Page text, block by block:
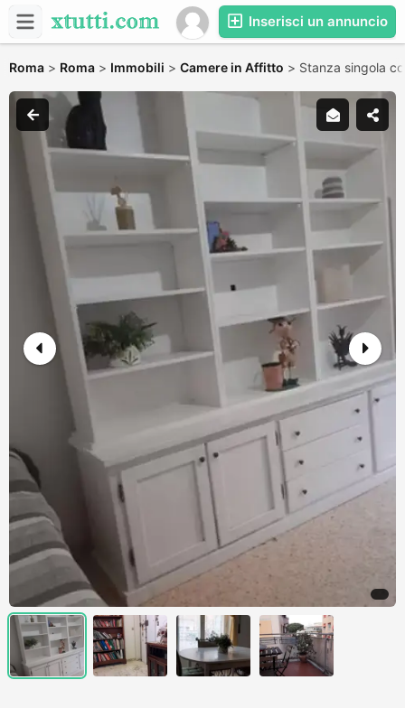
Inserisci un annuncio
Roma > Roma > Immobili > Camere in Affitto > Stanza singola